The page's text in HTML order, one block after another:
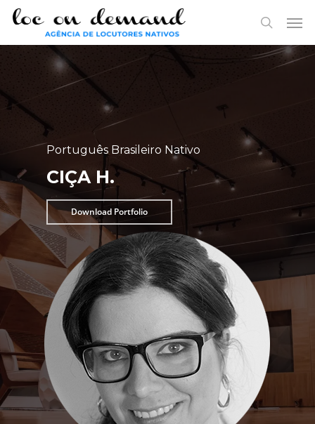
Skip
main
search
Português Brasileiro Nativo
CIÇA H.
Download Portfolio